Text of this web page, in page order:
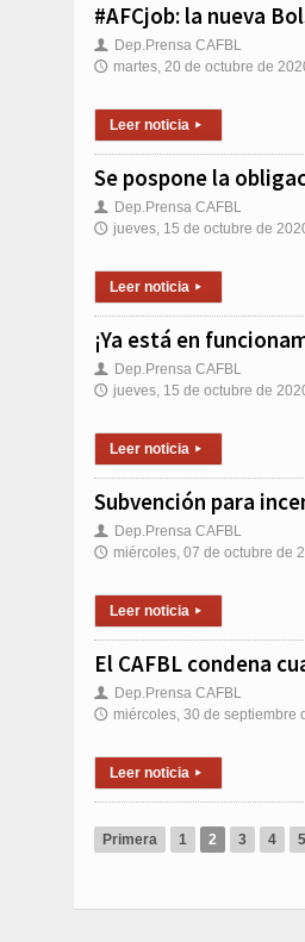
#AFCjob: la nueva
👤 Dep.Prensa CAFBL
🕔 martes, 20 de octubre de
Leer noticia ▸
Se pospone la
👤 Dep.Prensa CAFBL
🕔 jueves, 15 de octubre de
Leer noticia ▸
¡Ya está en
👤 Dep.Prensa CAFBL
🕔 jueves, 15 de octubre de
Leer noticia ▸
Subvención para
👤 Dep.Prensa CAFBL
🕔 miércoles, 07 de octubre de
Leer noticia ▸
El CAFBL condena
👤 Dep.Prensa CAFBL
🕔 miércoles, 30 de septiembre
Leer noticia ▸
Primera 1 2 3 4 5